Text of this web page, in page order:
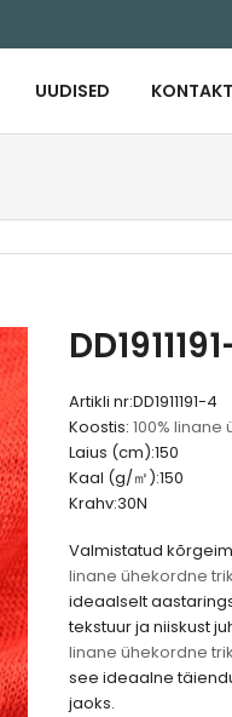
UUDISED KONTAKT
Artikli nr:DD1911191-4
Koostis: 100%
Laius (cm):150
Kaal (g/㎡):150
Krahv:30N
Valmistatud
linane ühekordne
ideaalselt
tekstuur ja niiskust
linane ühekordne
see ideaalne
jaoks.